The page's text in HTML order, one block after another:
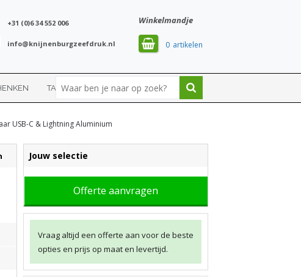
Winkelmandje
0
+31 (0)6 34 552 006
info@knijnenburgzeefdruk.nl
TASSEN SPORT
USB-C & Lightning Aluminium
Jouw selectie
Offerte aanvragen
Vraag altijd een offerte aan voor de beste
opties en prijs op maat en levertijd.